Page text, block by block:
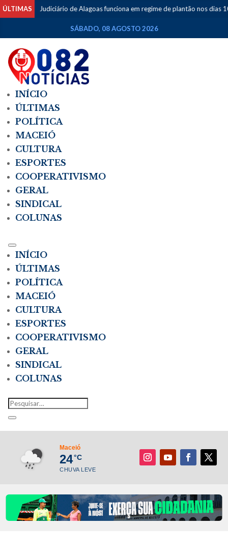
ÚLTIMAS
Judiciário de Alagoas funciona em regime de plantão nos dias 10 e 11 de
SÁBADO, 08 AGOSTO 2026
INÍCIO
ÚLTIMAS
POLÍTICA
MACEIÓ
CULTURA
ESPORTES
COOPERATIVISMO
GERAL
SINDICAL
COLUNAS
INÍCIO
ÚLTIMAS
POLÍTICA
MACEIÓ
CULTURA
ESPORTES
COOPERATIVISMO
GERAL
SINDICAL
COLUNAS
Maceió
24°C
CHUVA LEVE